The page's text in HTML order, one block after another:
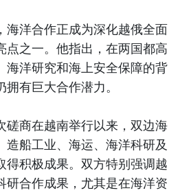
海洋合作正成为深化越俄全面
点之一。他指出，在两国都高
海洋研究和海上安全保障的背
有巨大合作潜力。
磋商在越南举行以来，双边海
造船工业、海运、海洋科研及
得积极成果。双方特别强调越
研合作成果，尤其是在海洋资